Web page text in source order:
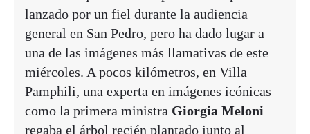
lanzado por un fiel durante la audiencia
general en San Pedro, pero ha dado lugar a
una de las imágenes más llamativas de este
miércoles. A pocos kilómetros, en Villa
Pamphili, una experta en imágenes icónicas
como la primera ministra Giorgia Meloni
regaba el árbol recién plantado junto al